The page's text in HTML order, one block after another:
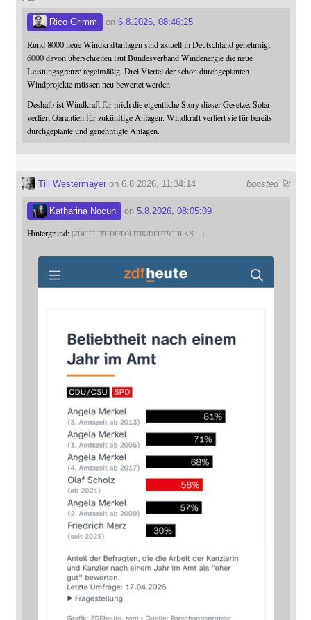
Rico Grimm on 6.8.2026, 08:46:25
Rund 8000 neue Windkraftanlagen sind aktuell in Deutschland genehmigt.
6000 davon überschreiten laut Bundesverband Windenergie die neue
Leistungsgrenze regelmäßig. Drei Viertel der schon durchgeplanten
Windprojekte müssen neu bewertet werden.
Deshalb ist Windkraft für mich die eigentliche Story dieser Gesetze: Solar
verliert Garantien für zukünftige Anlagen. Windkraft verliert sie für bereits
durchgeplante und genehmigte Anlagen.
boosted 🚀
Till Westermayeron 6.8.2026, 11:34:14
Katharina Nocun on 5.8.2026, 08:05:09
Hintergrund: ZDFHEUTE.DE/POLITIK/DEUTSCHLAN